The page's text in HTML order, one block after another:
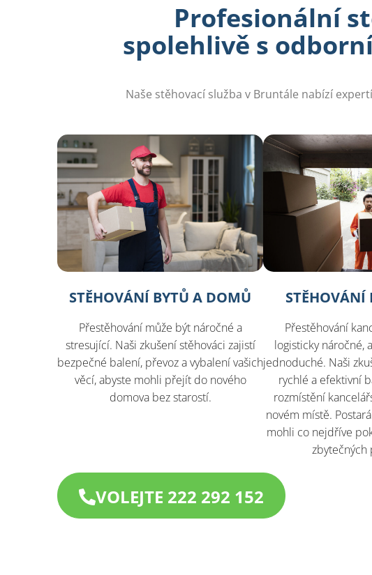
Profesionální
spolehlivě s
Naše stěhovací služba v Bruntále nabízí
STĚHOVÁNÍ BYTŮ A DOMŮ
Přestěhování může být náročné a
stresující. Naši zkušení stěhováci zajistí
bezpečné balení, převoz a vybalení vašich
věcí, abyste mohli přejít do nového
domova bez starostí.
STĚHOVÁNÍ
Přestěhování
logisticky náročné,
jednoduché. Naši
rychlé a efektivní
rozmístění
novém místě.
mohli co nejdříve
zbytečných
VOLEJTE 222 292 152